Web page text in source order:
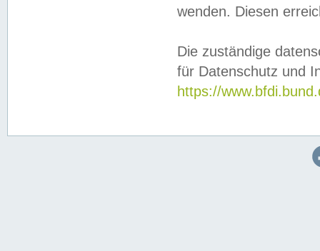
wenden. Diesen
Die zuständige
für Datenschutz und
https://